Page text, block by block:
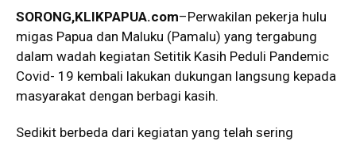
SORONG,KLIKPAPUA.com–Perwakilan pekerja hulu
migas Papua dan Maluku (Pamalu) yang tergabung
dalam wadah kegiatan Setitik Kasih Peduli Pandemic
Covid- 19 kembali lakukan dukungan langsung kepada
masyarakat dengan berbagi kasih.
Sedikit berbeda dari kegiatan yang telah sering